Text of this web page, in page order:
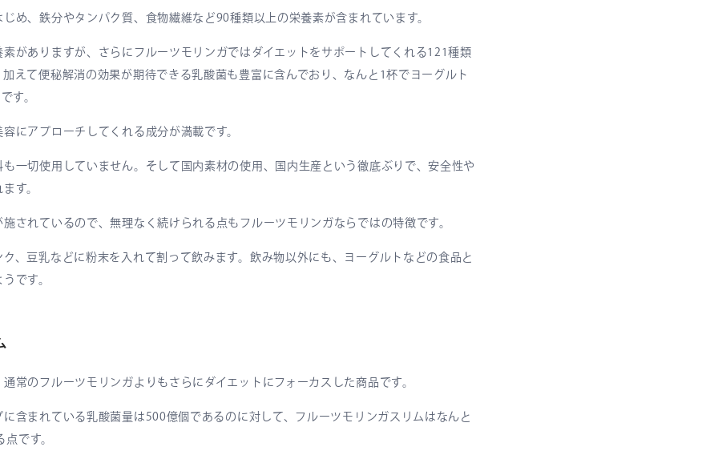
め、鉄分やタンパク質、食物繊維など90種類以上の栄養素が含まれています。
がありますが、さらにフルーツモリンガではダイエットをサポートしてくれる121種類
えて便秘解消の効果が期待できる乳酸菌も豊富に含んでおり、なんと1杯でヨーグルト
す。
にアプローチしてくれる成分が満載です。
一切使用していません。そして国内素材の使用、国内生産という徹底ぶりで、安全性や
す。
されているので、無理なく続けられる点もフルーツモリンガならではの特徴です。
、豆乳などに粉末を入れて割って飲みます。飲み物以外にも、ヨーグルトなどの食品と
です。
常のフルーツモリンガよりもさらにダイエットにフォーカスした商品です。
含まれている乳酸菌量は500億個であるのに対して、フルーツモリンガスリムはなんと
です。